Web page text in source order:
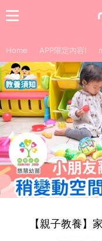
Home APP限定內容!
【親子教養】